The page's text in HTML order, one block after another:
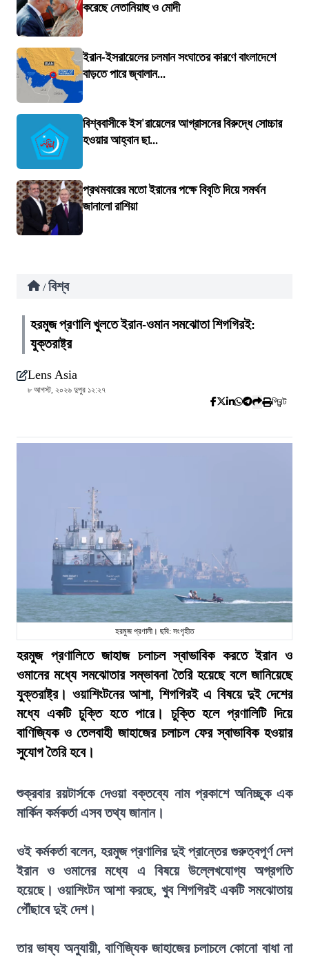
করেছে নেতানিয়াহু ও মোদী
ইরান-ইসরায়েলের চলমান সংঘাতের কারণে বাংলাদেশে
বাড়তে পারে জ্বালান...
বিশ্ববাসীকে ইস'রায়েলের আগ্রাসনের বিরুদ্ধে সোচ্চার
হওয়ার আহ্বান ছা...
প্রথমবারের মতো ইরানের পক্ষে বিবৃতি দিয়ে সমর্থন
জানালো রাশিয়া
/ বিশ্ব
হরমুজ প্রণালি খুলতে ইরান-ওমান সমঝোতা শিগগিরই:
যুক্তরাষ্ট্র
Lens Asia
৮ আগস্ট, ২০২৬ দুপুর ১২:২৭
প্রিন্ট
হরমুজ প্রণালী। ছবি: সংগৃহীত
হরমুজ প্রণালিতে জাহাজ চলাচল স্বাভাবিক করতে ইরান ও
ওমানের মধ্যে সমঝোতার সম্ভাবনা তৈরি হয়েছে বলে জানিয়েছে
যুক্তরাষ্ট্র। ওয়াশিংটনের আশা, শিগগিরই এ বিষয়ে দুই দেশের
মধ্যে একটি চুক্তি হতে পারে। চুক্তি হলে প্রণালিটি দিয়ে
বাণিজ্যিক ও তেলবাহী জাহাজের চলাচল ফের স্বাভাবিক হওয়ার
সুযোগ তৈরি হবে।
শুক্রবার রয়টার্সকে দেওয়া বক্তব্যে নাম প্রকাশে অনিচ্ছুক এক
মার্কিন কর্মকর্তা এসব তথ্য জানান।
ওই কর্মকর্তা বলেন, হরমুজ প্রণালির দুই প্রান্তের গুরুত্বপূর্ণ দেশ
ইরান ও ওমানের মধ্যে এ বিষয়ে উল্লেখযোগ্য অগ্রগতি
হয়েছে। ওয়াশিংটন আশা করছে, খুব শিগগিরই একটি সমঝোতায়
পৌঁছাবে দুই দেশ।
তার ভাষ্য অনুযায়ী, বাণিজ্যিক জাহাজের চলাচলে কোনো বাধা না